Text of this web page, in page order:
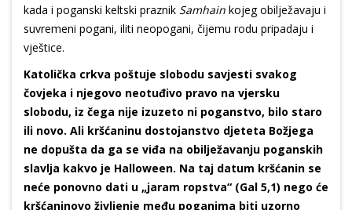
kada i poganski keltski praznik Samhain kojeg obilježavaju i
suvremeni pogani, iliti neopogani, čijemu rodu pripadaju i
vještice.
Katolička crkva poštuje slobodu savjesti svakog
čovjeka i njegovo neotuđivo pravo na vjersku
slobodu, iz čega nije izuzeto ni poganstvo, bilo staro
ili novo. Ali kršćaninu dostojanstvo djeteta Božjega
ne dopušta da ga se viđa na obilježavanju poganskih
slavlja kakvo je Halloween. Na taj datum kršćanin se
neće ponovno dati u „jaram ropstva“ (Gal 5,1) nego će
kršćaninovo življenje među poganima biti uzorno